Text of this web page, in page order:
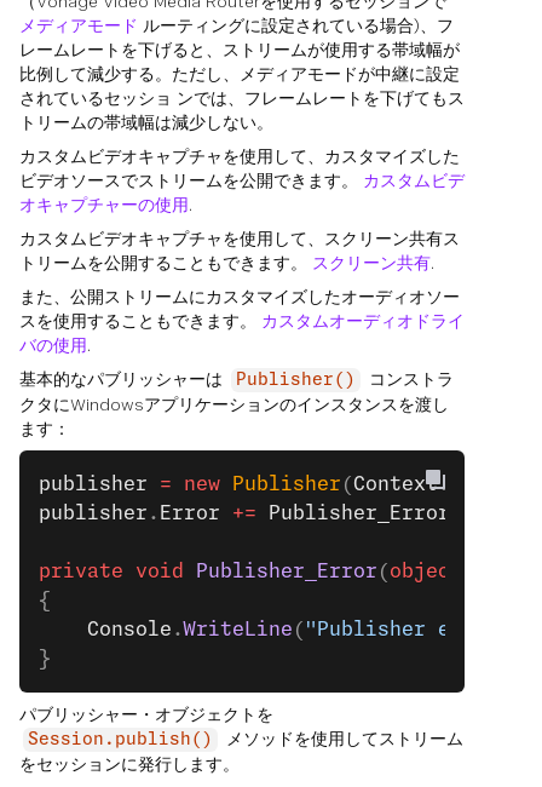
メディアモード ルーティングに設定されている場合)、フ
レームレートを下げると、ストリームが使用する帯域幅が
比例して減少する。ただし、メディアモードが中継に設定
されているセッショ ンでは、フレームレートを下げてもス
トリームの帯域幅は減少しない。
カスタムビデオキャプチャを使用して、カスタマイズした
ビデオソースでストリームを公開できます。 カスタムビデ
オキャプチャーの使用.
カスタムビデオキャプチャを使用して、スクリーン共有ス
トリームを公開することもできます。
スクリーン共有.
また、公開ストリームにカスタマイズしたオーディオソー
スを使用することもできます。 カスタムオーディオドライ
バの使用.
基本的なパブリッシャーは
Publisher()
コンストラ
クタにWindowsアプリケーションのインスタンスを渡し
ます：
publisher = new Publisher ( Context.
publisher . Error += Publisher_Error
private void Publisher_Error ( object
{
    Console
.WriteLine ( "Publisher error:"
}
パブリッシャー・オブジェクトを
Session.publish()
メソッドを使用してストリーム
をセッションに発行します。